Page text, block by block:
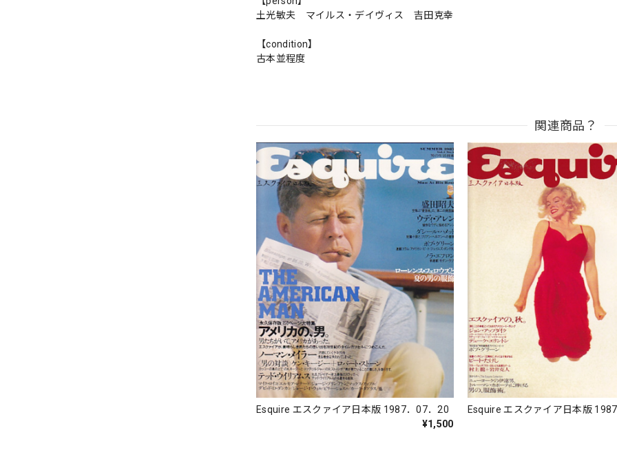
土光敏夫 マイルス・デイヴィス 吉田克幸
【condition】
古本並程度
関連商品？
Esquire エスクァイア日本版 1987．07．20
¥1,500
Esquire エスクァイア日本版